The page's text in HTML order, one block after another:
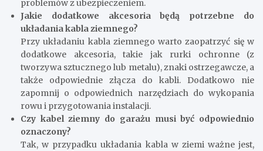
problemów z ubezpieczeniem.
Jakie dodatkowe akcesoria będą potrzebne do
układania kabla ziemnego?
Przy układaniu kabla ziemnego warto zaopatrzyć się w
dodatkowe akcesoria, takie jak rurki ochronne (z
tworzywa sztucznego lub metalu), znaki ostrzegawcze, a
także odpowiednie złącza do kabli. Dodatkowo nie
zapomnij o odpowiednich narzędziach do wykopania
rowu i przygotowania instalacji.
Czy kabel ziemny do garażu musi być odpowiednio
oznaczony?
Tak, w przypadku układania kabla w ziemi ważne jest,